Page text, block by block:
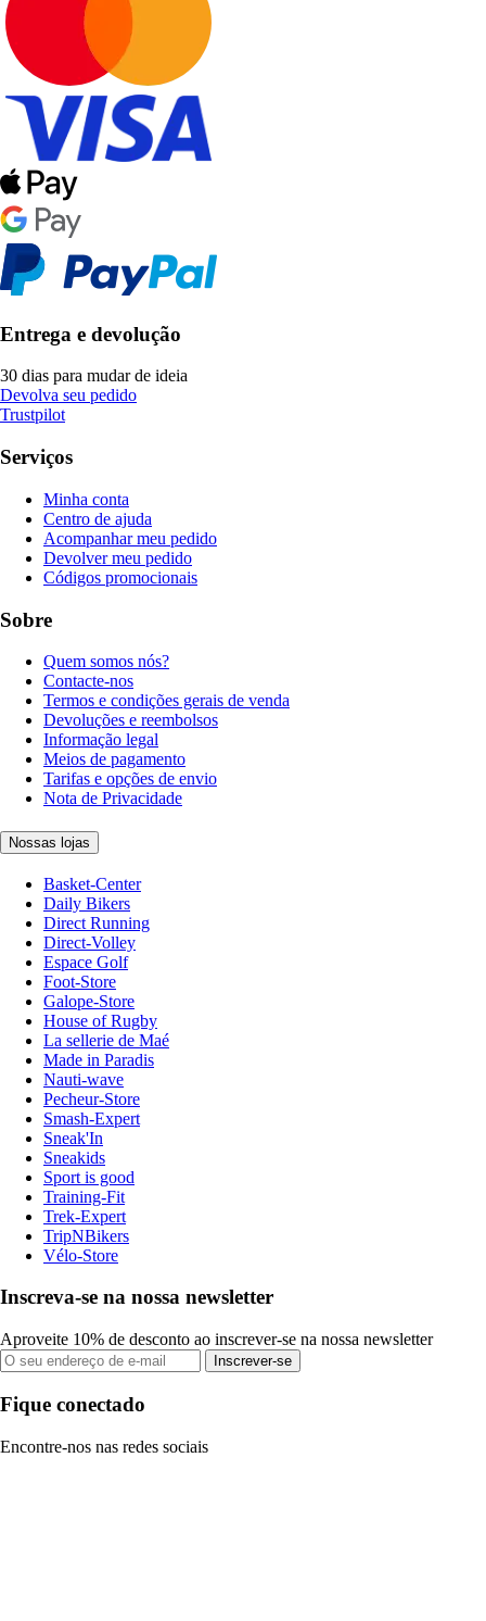
Entrega e devolução
30 dias para mudar de ideia
Devolva seu pedido
Trustpilot
Serviços
Minha conta
Centro de ajuda
Acompanhar meu pedido
Devolver meu pedido
Códigos promocionais
Sobre
Quem somos nós?
Contacte-nos
Termos e condições gerais de venda
Devoluções e reembolsos
Informação legal
Meios de pagamento
Tarifas e opções de envio
Nota de Privacidade
Nossas lojas
Basket-Center
Daily Bikers
Direct Running
Direct-Volley
Espace Golf
Foot-Store
Galope-Store
House of Rugby
La sellerie de Maé
Made in Paradis
Nauti-wave
Pecheur-Store
Smash-Expert
Sneak'In
Sneakids
Sport is good
Training-Fit
Trek-Expert
TripNBikers
Vélo-Store
Inscreva-se na nossa newsletter
Aproveite 10% de desconto ao inscrever-se na nossa newsletter
Inscrever-se
Fique conectado
Encontre-nos nas redes sociais